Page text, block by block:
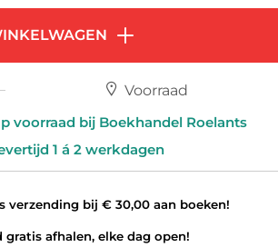
Voorraad
voorraad bij Boekhandel Roelants
1 á 2 werkdagen
bij € 30,00 aan boeken!
afhalen, elke dag open!